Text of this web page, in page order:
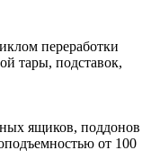
переработки
тары, подставок,
ящиков, поддонов
от 100